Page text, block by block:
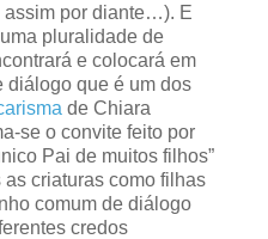
assim por diante…). E
pluralidade de
e colocará em
diálogo que é um dos
de Chiara
se o convite feito por
Pai de muitos filhos”
as criaturas como filhas
comum de diálogo
credos